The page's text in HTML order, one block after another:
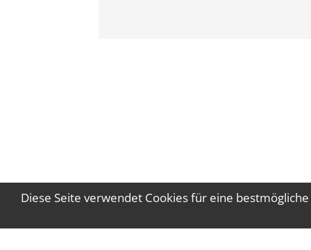
Diese Seite verwendet Cookies für eine